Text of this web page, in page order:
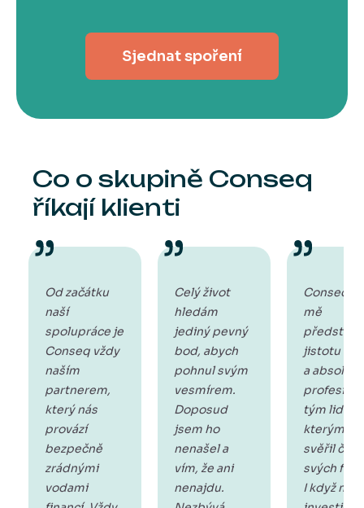
Sjednat spoření
Co o skupině Conseq
říkají klienti
Od začátku
naší
spolupráce je
Conseq vždy
naším
partnerem,
který nás
provází
bezpečně
zrádnými
vodami
Celý život
hledám
jediný pevný
bod, abych
pohnul svým
vesmírem.
Doposud
jsem ho
nenašel a
vím, že ani
nenajdu.
Conseq
mě
jistotu
a
tým lidí,
kterým
svěřil část
svých
I když mě